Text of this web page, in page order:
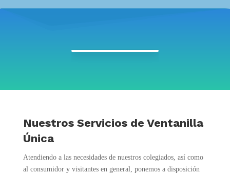
Nuestros Servicios de Ventanilla
Única
Atendiendo a las necesidades de nuestros colegiados, así como
al consumidor y visitantes en general, ponemos a disposición